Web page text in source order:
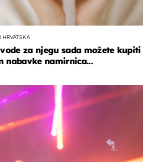
za njegu sada možete kupiti
nabavke namirnica...